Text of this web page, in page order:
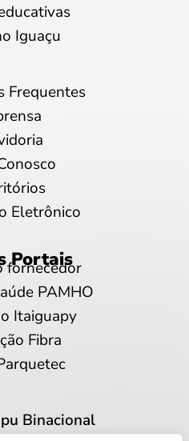
Iguaçu
Frequentes
Eletrônico
Portais
fornecedor
PAMHO
Itaiguapy
Fibra
Binacional